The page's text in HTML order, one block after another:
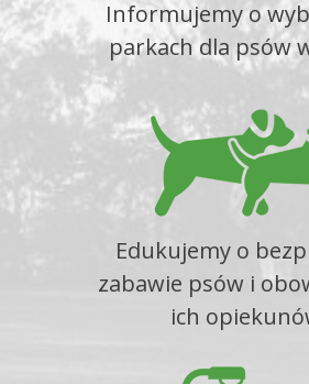
Informujemy o
parkach dla psów
Edukujemy o
zabawie psów i
ich